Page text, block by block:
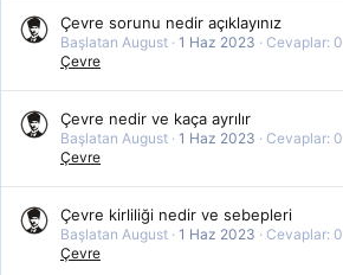
Çevre sorunu nedir açıklayınız
Başlatan August 1 Haz 2023
Cevaplar: 0
Çevre
Çevre nedir ve kaça ayrılır
Başlatan August 1 Haz 2023
Cevaplar: 0
Çevre
Çevre kirliliği nedir ve sebepleri
Başlatan August 1 Haz 2023
Cevaplar: 0
Çevre